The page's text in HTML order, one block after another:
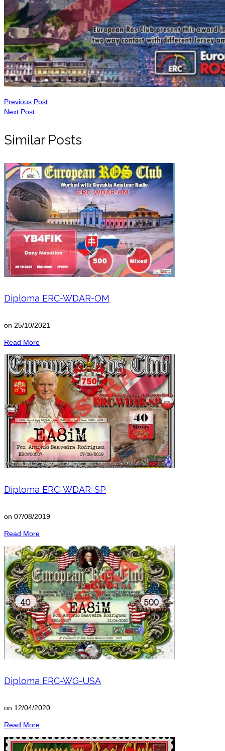
Previous Post
Next Post
Similar Posts
Diploma ERC-WDAR-OM
on 25/10/2021
Read More
Diploma ERC-WDAR-SP
on 07/08/2019
Read More
Diploma ERC-WG-USA
on 12/04/2020
Read More